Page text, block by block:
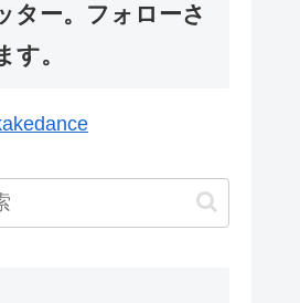
ター。フォローさ
す。